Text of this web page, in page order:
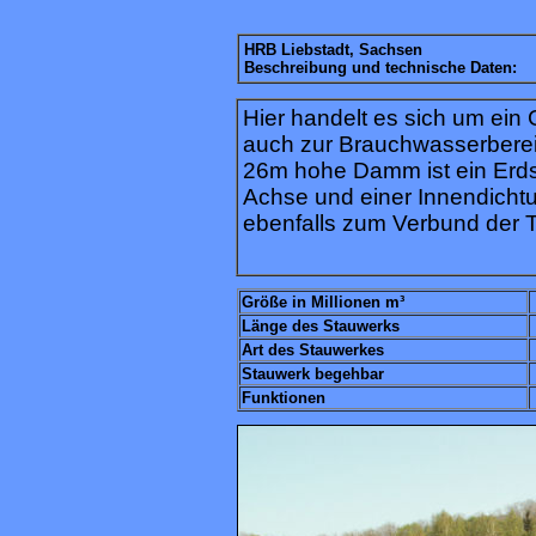
HRB Liebstadt, Sachsen
Beschreibung und technische Daten:
Hier handelt es sich um ein
auch zur
26m hohe Damm ist ein
Achse und einer
ebenfalls zum Verbund der
Größe in Millionen m³
Länge des Stauwerks
Art des Stauwerkes
Stauwerk begehbar
Funktionen